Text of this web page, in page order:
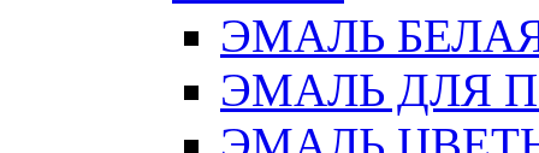
ЭМАЛЬ
ЭМАЛЬ ДЛЯ